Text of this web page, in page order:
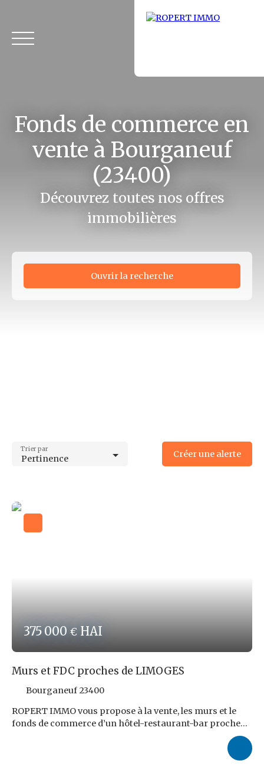
Accueil Acheter Louer Fonds de commerce
Fonds de commerce en
vente à Bourganeuf
(23400)
Découvrez toutes nos offres
immobilières
Ouvrir la recherche
Budget max (€)
Pertinence
Trier par Créer une alerte
375 000 € HAI
Murs et FDC proches de LIMOGES
Bourganeuf 23400
ROPERT IMMO vous propose à la vente, les murs et le
fonds de commerce d’un hôtel-restaurant-bar proche
de LIMOGES. L’ensemble comprend 2 salles, 1 terrasse, 1
grande cuisine, 13 chambres avec sanitaires et 1 salle de
réception. Prix total : 375000€ FAI dont 25 200,00 € TTC